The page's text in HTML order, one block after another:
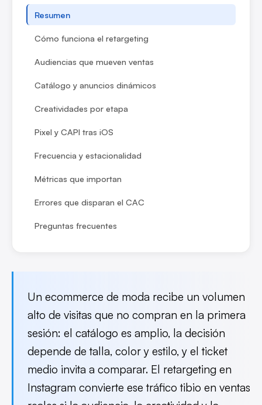
Resumen
Cómo funciona el retargeting
Audiencias que mueven ventas
Catálogo y anuncios dinámicos
Creatividades por etapa
Pixel y CAPI tras iOS
Frecuencia y estacionalidad
Métricas que importan
Errores que disparan el CAC
Preguntas frecuentes
Un ecommerce de moda recibe un volumen
alto de visitas que no compran en la primera
sesión: el catálogo es amplio, la decisión
depende de talla, color y estilo, y el ticket
medio invita a comparar. El retargeting en
Instagram convierte ese tráfico tibio en ventas